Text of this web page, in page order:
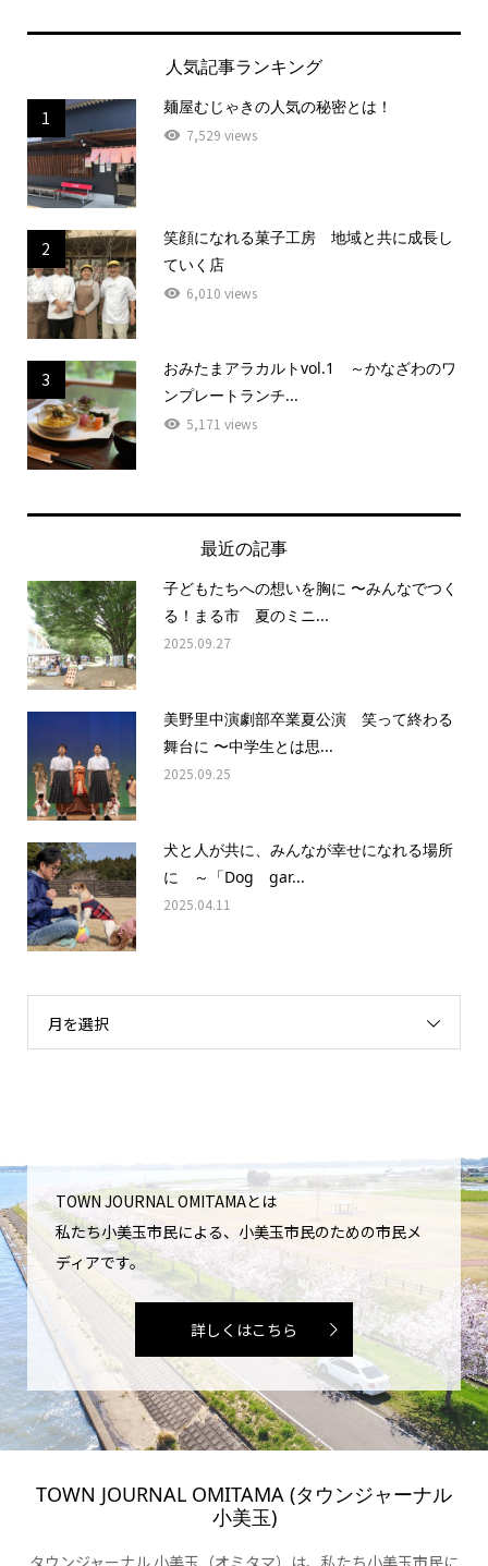
人気記事ランキング
1
麺屋むじゃきの人気の秘密とは！
7,529 views
2
笑顔になれる菓子工房 地域と共に成長し
ていく店
6,010 views
3
おみたまアラカルトvol.1 ～かなざわのワ
ンプレートランチ...
5,171 views
最近の記事
子どもたちへの想いを胸に 〜みんなでつく
る！まる市 夏のミニ...
2025.09.27
美野里中演劇部卒業夏公演 笑って終わる
舞台に 〜中学生とは思...
2025.09.25
犬と人が共に、みんなが幸せになれる場所
に ～「Dog gar...
2025.04.11
月を選択
TOWN JOURNAL OMITAMAとは
私たち小美玉市民による、小美玉市民のための市民メ
ディアです。
詳しくはこちら
TOWN JOURNAL OMITAMA (タウンジャーナル
小美玉)
タウンジャーナル 小美玉（オミタマ）は、私たち小美玉市民に